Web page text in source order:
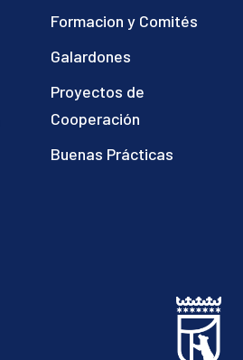
Formacion y Comités
Galardones
Proyectos de
Cooperación
Buenas Prácticas